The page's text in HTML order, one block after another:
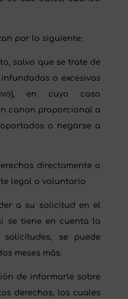
por lo siguiente:
que se trate de
o excesivas
en cuyo caso
canon proporcional a
o negarse a
directamente o
legal o voluntario
su solicitud en el
se tiene en cuenta la
se puede
meses más.
de informarle sobre
derechos, los cuales